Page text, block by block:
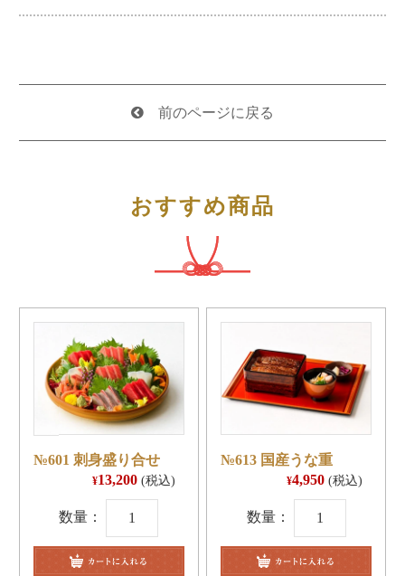
前のページに戻る
おすすめ商品
№601 刺身盛り合せ
¥13,200(税込)
№601
刺
身
№613 国産うな重
¥4,950 (税込)
№613
国
産